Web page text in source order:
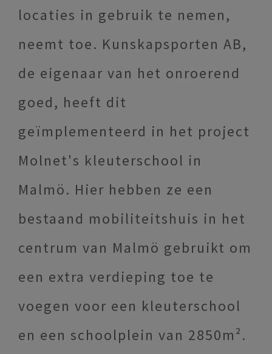
locaties in gebruik te nemen,
neemt toe. Kunskapsporten AB,
de eigenaar van het onroerend
goed, heeft dit
geïmplementeerd in het project
Molnet's kleuterschool in
Malmö. Hier hebben ze een
bestaand mobiliteitshuis in het
centrum van Malmö gebruikt om
een extra verdieping toe te
voegen voor een kleuterschool
en een schoolplein van 2850m².